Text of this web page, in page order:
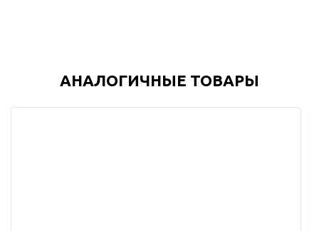
АНАЛОГИЧНЫЕ ТОВАРЫ